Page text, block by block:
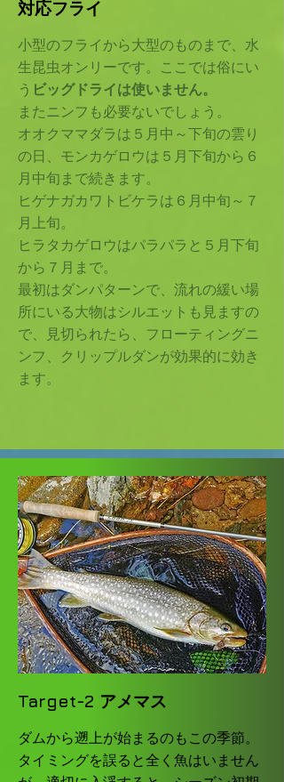
対応フライ
小型のフライから大型のものまで、水
生昆虫オンリーです。ここでは俗にい
う ビッグドライは使いません。
またニンフも必要ないでしょう。
オオクママダラは５月中～下旬の雲り
の日、モンカゲロウは５月下旬から６
月中旬まで続きます。
ヒゲナガカワトビケラは６月中旬～７
月上旬。
ヒラタカゲロウはパラパラと５月下旬
から７月まで。
​最初はダンパターンで、流れの緩い場
所にいる大物はシルエットも見ますの
で、見切られたら、フローティングニ
ンフ、クリップルダンが効果的に効き
ます。
Target-2 アメマス
ダムから遡上が始まるのもこの季節。
タイミングを誤ると全く魚はいません